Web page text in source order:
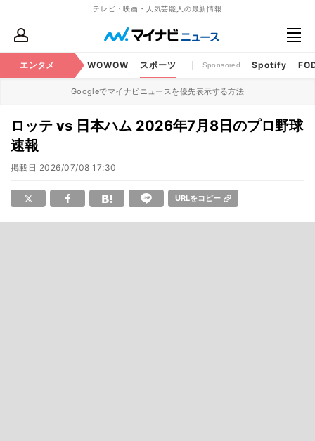
テレビ・映画・人気芸能人の最新情報
エンタメ
・CS番組 WOWOW スポーツ Sponsored Spotify
Googleでマイナビニュースを優先表示する方法
ロッテ vs 日本ハム 2026年7月8日のプロ野球
速報
掲載日 2026/07/08 17:30
URLをコピー